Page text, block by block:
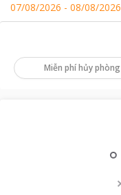
07/08/2026 - 08/08/2026
Miễn phí hủy phòng